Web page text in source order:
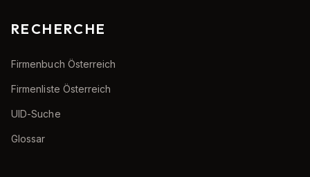
RECHERCHE
Firmenbuch Österreich
Firmenliste Österreich
UID-Suche
Glossar